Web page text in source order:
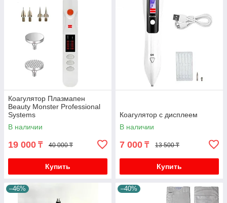
Коагулятор Плазмапен
Beauty Monster Professional
Systems
В наличии
19 000 ₸ 40 000 ₸
Купить
Коагулятор с дисплеем
В наличии
7 000 ₸ 13 500 ₸
Купить
–46% –40%